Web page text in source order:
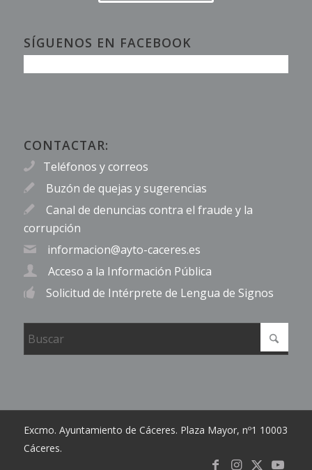
SÍGUENOS EN FACEBOOK
CONTACTAR:
Teléfonos y correos
Buzón de quejas y sugerencias
Canal de denuncias contra el fraude y la
corrupción
informacion@ayto-caceres.es
Acceso a la Información Pública
Solicitud de Intérprete de Lengua de Signos
Excmo. Ayuntamiento de Cáceres. Plaza Mayor, nº1 10003
Cáceres.